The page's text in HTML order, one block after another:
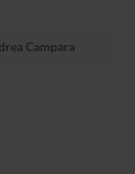
Campara